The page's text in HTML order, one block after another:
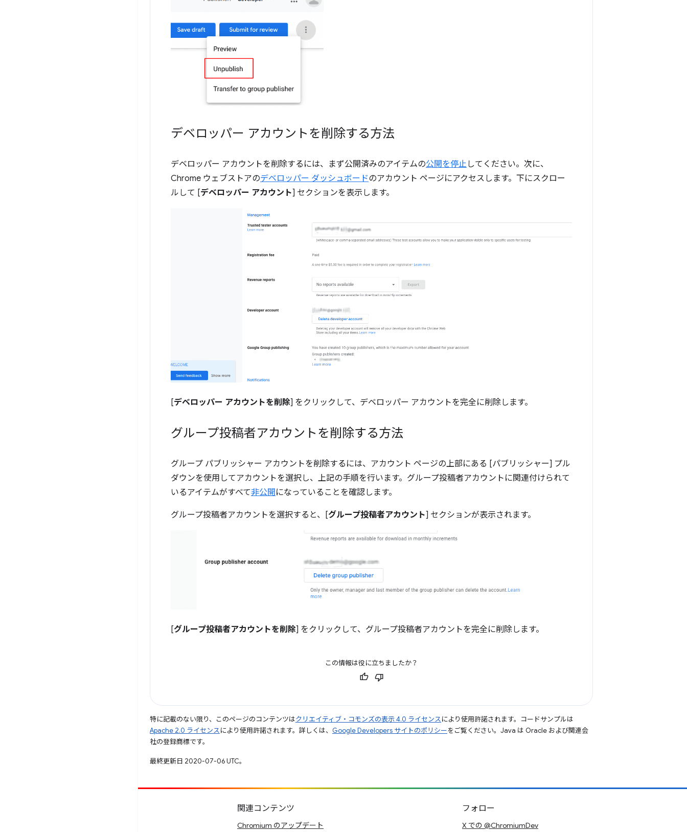
デベロッパー アカウントを削除する方法
デベロッパー アカウントを削除するには、まず公開済みのアイテムの公開を停止 してください。次に、
Chrome ウェブストアのデベロッパー ダッシュボードのアカウント ページにアクセスします。下にスクロー
ルして [デベロッパー アカウント] セクションを表示します。
[デベロッパー アカウントを削除] をクリックして、デベロッパー アカウントを完全に削除します。
グループ投稿者アカウントを削除する方法
グループ パブリッシャー アカウントを削除するには、アカウント ページの上部にある [パブリッシャー] プル
ダウンを使用してアカウントを選択し、上記の手順を行います。 グループ投稿者アカウントに関連付けられて
いるアイテムがすべて非公開になっていることを確認します。
グループ投稿者アカウントを選択すると、[グループ投稿者アカウント] セクションが表示されます。
[グループ投稿者アカウントを削除] をクリックして、グループ投稿者アカウントを完全に削除します。
この情報は役に立ちましたか？
特に記載のない限り、このページのコンテンツはクリエイティブ・コモンズの表示 4.0 ライセンスにより使用許諾されます。コードサンプルは
Apache 2.0 ライセンスにより使用許諾されます。詳しくは、 Google Developers サイトのポリシーをご覧ください。Java は Oracle および関連会
社の登録商標です。
最終更新日 2020-07-06 UTC。
関連コンテンツ
Chromium のアップデート
フォロー
X での @ChromiumDev